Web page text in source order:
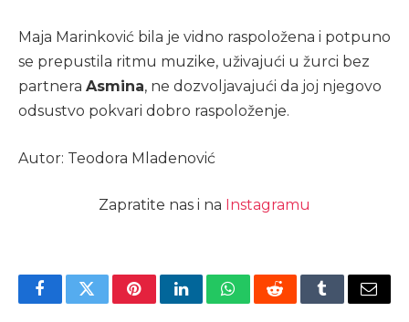
Maja Marinković bila je vidno raspoložena i potpuno
se prepustila ritmu muzike, uživajući u žurci bez
partnera Asmina, ne dozvoljavajući da joj njegovo
odsustvo pokvari dobro raspoloženje.
Autor: Teodora Mladenović
Zapratite nas i na Instagramu
FacebookTwitterPinterestLinkedInWhatsAppRedditTumblrEmail